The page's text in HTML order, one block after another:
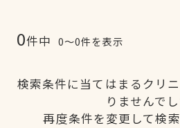
0件中 0〜0件を表示
検索条件に当てはまるクリ
りませんでし
再度条件を変更して検索